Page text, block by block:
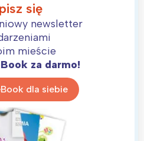
się
newsletter
mieście
za darmo!
dla siebie